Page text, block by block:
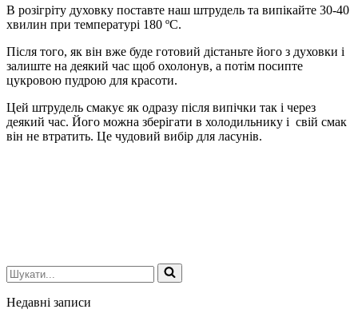
В розігріту духовку поставте наш штрудель та випікайте 30-40
хвилин при температурі 180 ºС.
Після того, як він вже буде готовий дістаньте його з духовки і
залиште на деякий час щоб охолонув, а потім посипте
цукровою пудрою для красоти.
Цей штрудель смакує як одразу після випічки так і через
деякий час. Його можна зберігати в холодильнику і свій смак
він не втратить. Це чудовий вибір для ласунів.
Шукати...
Недавні записи